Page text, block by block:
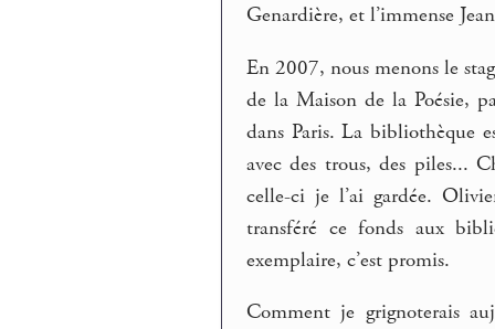
Genardière, et l’immense
En 2007, nous menons le
de la Maison de la Poésie,
dans Paris. La bibliothèque
avec des trous, des piles...
celle-ci je l’ai gardée.
transféré ce fonds aux
exemplaire, c’est promis.
Comment je grignoterais